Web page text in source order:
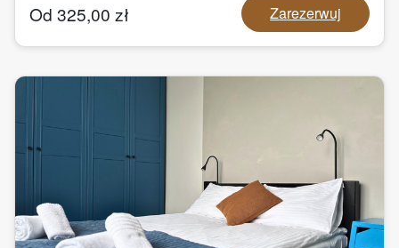
Od 325,00 zł Zarezerwuj